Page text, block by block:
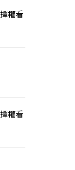
權看
權看